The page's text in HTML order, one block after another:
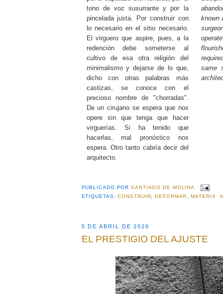
tono de voz susurrante y por la
pincelada justa. Por construir con
lo necesario en el sitio necesario.
El virguero que aspire, pues, a la
redención debe someterse al
cultivo de esa otra religión del
minimalismo y dejarse de lo que,
dicho con otras palabras más
castizas, se conoce con el
precioso nombre de "chorradas".
De un cirujano se espera que nos
opere sin que tenga que hacer
virguerías. Si ha tenido que
hacerlas, mal pronóstico nos
espera. Otro tanto cabría decir del
arquitecto.
known
same
PUBLICADO PORSANTIAGO DE MOLINA
ETIQUETAS:CONSTRUIR ,DEFORMAR ,MATERIA
5 DE ABRIL DE 2026
EL PRESTIGIO DEL AJUSTE